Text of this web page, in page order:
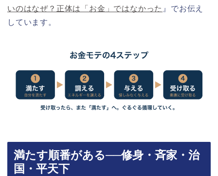
いのはなぜ？正体は「お金」ではなかった 』でお伝え
しています。
満たす順番がある──修身・斉家・治
国・平天下